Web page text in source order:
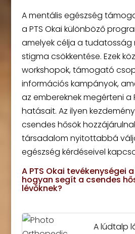
A mentális egészség
a PTS Okai különböző
amelyek célja a tudatosság
stigma csökkentése. Ezek
workshopok, támogató
információs kampányok,
az embereknek megérteni a
hatásait. Az ilyen
csendes hősök
társadalom nyitottabbá
egészség kérdéseivel
A PTS Okai tevékenységei
hogyan segít a csendes
lévőknek?
A lúdtalp